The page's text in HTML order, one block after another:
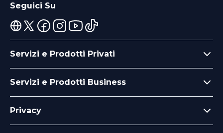
Seguici Su
Servizi e Prodotti Privati
Servizi e Prodotti Business
Privacy